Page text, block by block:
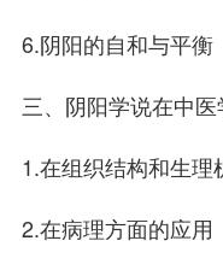
6.阴阳的自和与平衡
三、阴阳学说在中
1.在组织结构和生理
2.在病理方面的应用